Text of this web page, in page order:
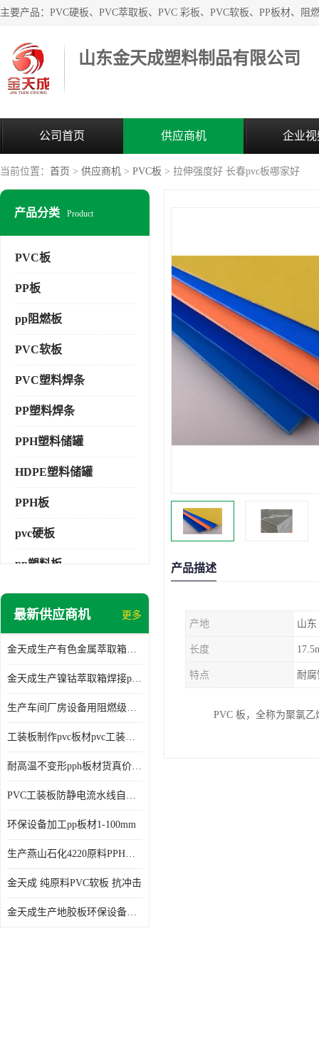
山东金天成塑料制品有限公司
公司首页 供应商机 企业视
当前位置： 首页 > 供应商机 > PVC板 > 拉伸强度好 长春pvc板哪家好
产品分类 Product
PVC板
PP板
pp阻燃板
PVC软板
PVC塑料焊条
PP塑料焊条
PPH塑料储罐
HDPE塑料储罐
PPH板
pvc硬板
pp塑料板
pvc萃取板
最新供应商机 更多
金天成生产有色金属萃取箱焊接pvc板
金天成生产镍钴萃取箱焊接pvc萃取板
生产车间厂房设备用阻燃级别pp硬板
工装板制作pvc板材pvc工装板材可折弯
耐高温不变形pph板材货真价值pph板材
PVC工装板防静电流水线自动化倍速线工装板
环保设备加工pp板材1-100mm
生产燕山石化4220原料PPH板材
金天成 纯原料PVC软板 抗冲击
金天成生产地胶板环保设备内衬焊接用半圆pvc软焊条
产品描述
产地 山东
长度
特点 耐
PVC 板，全称为聚氯